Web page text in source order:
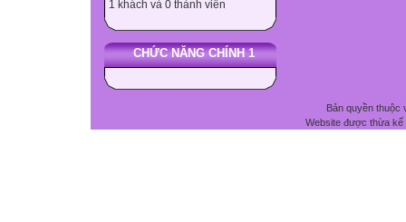
1 khách và 0 thành viên
CHỨC NĂNG CHÍNH 1
Bản quyền thuộc
Website được thừa